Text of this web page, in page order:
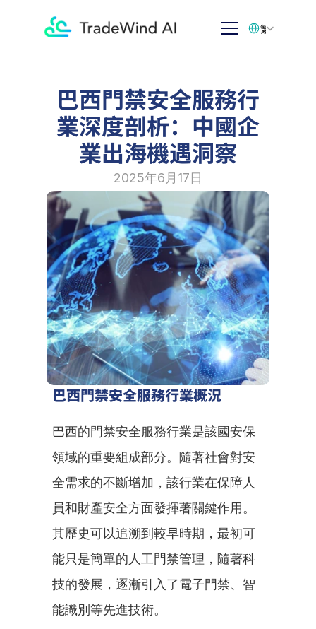
巴西門禁安全服務行
業深度剖析：中國企
業出海機遇洞察
2025年6月17日
巴西門禁安全服務行業概況
巴西的門禁安全服務行業是該國安保
領域的重要組成部分。隨著社會對安
全需求的不斷增加，該行業在保障人
員和財產安全方面發揮著關鍵作用。
其歷史可以追溯到較早時期，最初可
能只是簡單的人工門禁管理，隨著科
技的發展，逐漸引入了電子門禁、智
能識別等先進技術。
繁体中文